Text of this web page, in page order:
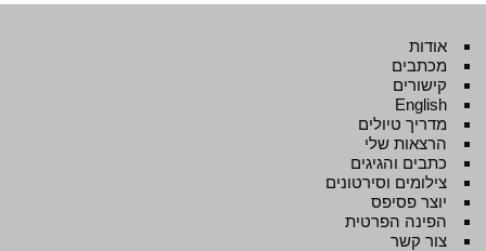
אודות
מכתבים
קישורים
English
מדריך טיולים
הרצאות שלי
כתבים והגיגים
צילומים וסירטונים
יוצר פסיפס
הפינה הפרטית
צור קשר